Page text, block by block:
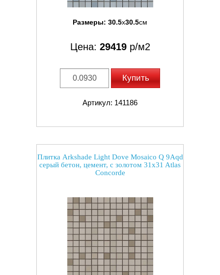
Размеры: 30.5x30.5см
Цена: 29419р/м2
Купить
Артикул: 141186
Плитка Arkshade Light Dove Mosaico Q 9Aqd
серый бетон, цемент, с золотом 31x31 Atlas
Concorde